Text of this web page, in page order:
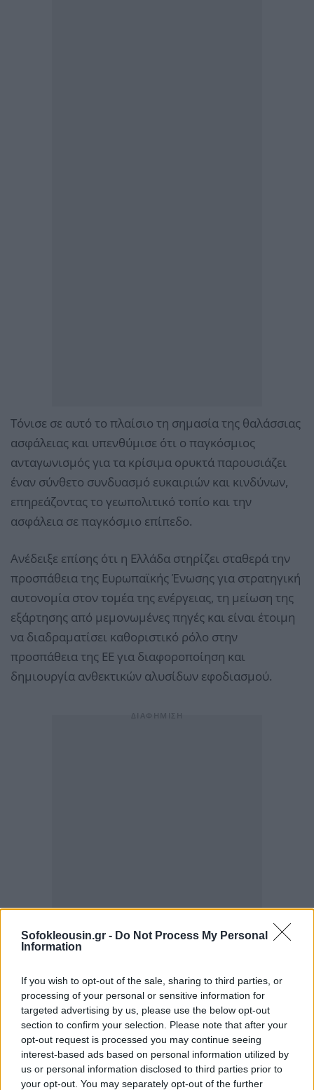
Sofokleousin.gr - Do Not Process My Personal
Information
If you wish to opt-out of the sale, sharing to third parties, or
processing of your personal or sensitive information for
targeted advertising by us, please use the below opt-out
section to confirm your selection. Please note that after your
opt-out request is processed you may continue seeing
interest-based ads based on personal information utilized by
us or personal information disclosed to third parties prior to
your opt-out. You may separately opt-out of the further
Τόνισε σε αυτό το πλαίσιο τη σημασία της θαλάσσιας
ασφάλειας και υπενθύμισε ότι ο παγκόσμιος
ανταγωνισμός για τα κρίσιμα ορυκτά παρουσιάζει
έναν σύνθετο συνδυασμό ευκαιριών και κινδύνων,
επηρεάζοντας το γεωπολιτικό τοπίο και την
ασφάλεια σε παγκόσμιο επίπεδο.
Ανέδειξε επίσης ότι η Ελλάδα στηρίζει σταθερά την
προσπάθεια της Ευρωπαϊκής Ένωσης για στρατηγική
αυτονομία στον τομέα της ενέργειας, τη μείωση της
εξάρτησης από μεμονωμένες πηγές και είναι έτοιμη
να διαδραματίσει καθοριστικό ρόλο στην
προσπάθεια της ΕΕ για διαφοροποίηση και
δημιουργία ανθεκτικών αλυσίδων εφοδιασμού.